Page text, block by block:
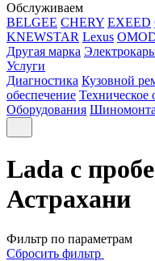
Обслуживаем
BELGEE CHERY EXEED
KNEWSTAR Lexus
Другая марка
Услуги
Диагностика Кузовной
обеспечение Техническое
Оборудования
Lada с
Астрахани
Фильтр по параметрам
Сбросить фильтр